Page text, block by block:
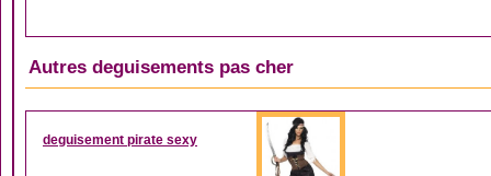
Autres deguisements pas cher
DÉGUISEMENT
deguisement pirate sexy